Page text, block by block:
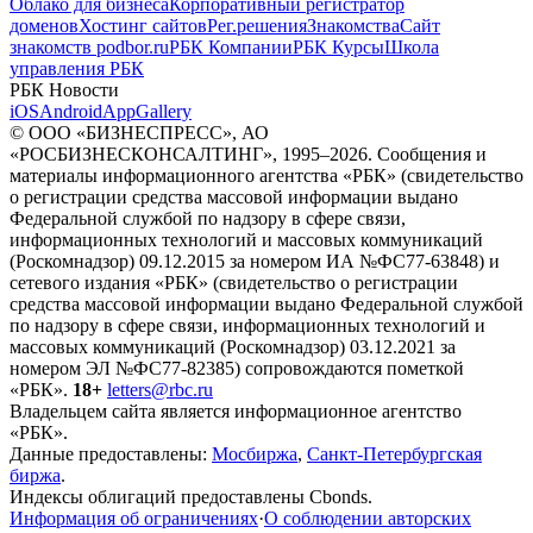
доменовХостинг сайтовРег.решенияЗнакомстваСайт
знакомств podbor.ruРБК КомпанииРБК КурсыШкола
управления РБК
РБК Новости
iOSAndroidAppGallery
© ООО «БИЗНЕСПРЕСС», АО
«РОСБИЗНЕСКОНСАЛТИНГ», 1995–2026. Сообщения и
материалы информационного агентства «РБК» (свидетельство
о регистрации средства массовой информации выдано
Федеральной службой по надзору в сфере связи,
информационных технологий и массовых коммуникаций
(Роскомнадзор) 09.12.2015 за номером ИА №ФС77-63848) и
сетевого издания «РБК» (свидетельство о регистрации
средства массовой информации выдано Федеральной службой
по надзору в сфере связи, информационных технологий и
массовых коммуникаций (Роскомнадзор) 03.12.2021 за
номером ЭЛ №ФС77-82385) сопровождаются пометкой
«РБК». 18+ letters@rbc.ru
Владельцем сайта является информационное агентство
«РБК».
Данные предоставлены: Мосбиржа, Санкт-Петербургская
биржа.
Индексы облигаций предоставлены Cbonds.
Информация об ограничениях·О соблюдении авторских